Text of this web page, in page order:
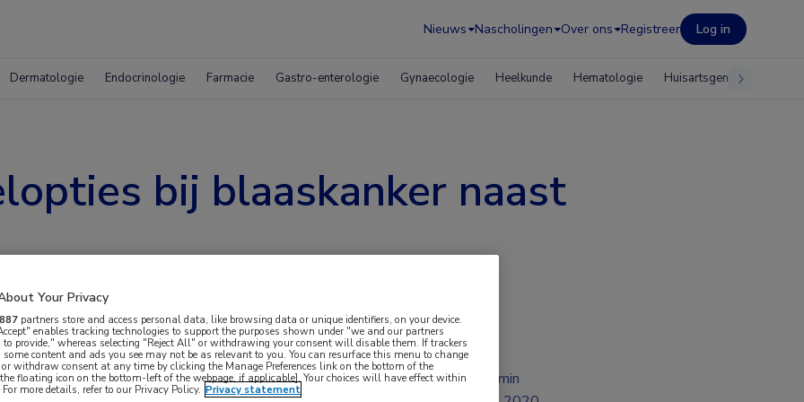
Nieuws Nascholingen Over ons Registreer Log in
Dermatologie Endocrinologie Farmacie Gastro-enterologie Gynaecologie Heelkunde Hematologie Huisartsgeneeskunde
bij blaaskanker naast
onderzoeken immunotherapie. Dr. Yohann
2 min
Your Privacy
887 partners store and access personal data, like browsing data or unique identifiers, on your device.
enables tracking technologies to support the purposes shown under "we and our partners
to provide," whereas selecting "Reject All" or withdrawing your consent will disable them. If trackers
some content and ads you see may not be as relevant to you. You can resurface this menu to change
or withdraw consent at any time by clicking the Manage Preferences link on the bottom of the
floating icon on the bottom-left of the webpage, if applicable]. Your choices will have effect within
more details, refer to our Privacy Policy. Privacy statement